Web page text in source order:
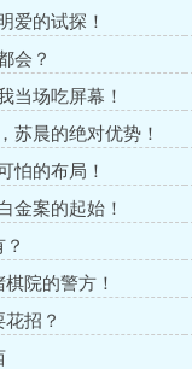
爱的试探！
会？
当场吃屏幕！
苏晨的绝对优势！
怕的布局！
金案的起始！
院的警方！
招？